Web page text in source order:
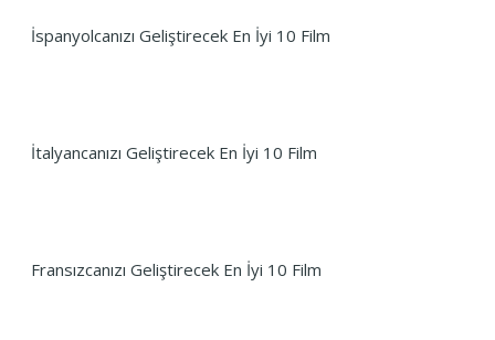
İspanyolcanızı Geliştirecek En İyi 10 Film
İtalyancanızı Geliştirecek En İyi 10 Film
Fransızcanızı Geliştirecek En İyi 10 Film